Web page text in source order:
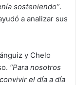
sosteniendo”.
a analizar sus
y Chelo
“Para nosotros
el día a día